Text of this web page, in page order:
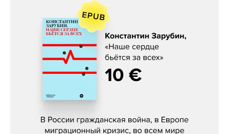
Константин Зарубин, «Наше сердце